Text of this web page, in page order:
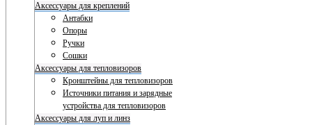
Аксессуары для креплений
Антабки
Опоры
Ручки
Сошки
Аксессуары для тепловизоров
Кронштейны для тепловизоров
Источники питания и зарядные
устройства для тепловизоров
Аксессуары для луп и линз